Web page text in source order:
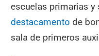
escuelas primarias y
destacamento de
sala de primeros